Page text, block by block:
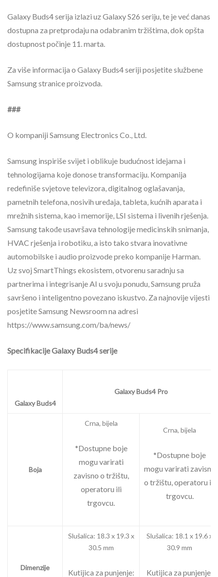
Galaxy Buds4 serija izlazi uz Galaxy S26 seriju, te je već danas
dostupna za pretprodaju na odabranim tržištima, dok opšta
dostupnost počinje 11. marta.
Za više informacija o Galaxy Buds4 seriji posjetite službene
Samsung stranice proizvoda.
###
O kompaniji Samsung Electronics Co., Ltd.
Samsung inspiriše svijet i oblikuje budućnost idejama i
tehnologijama koje donose transformaciju. Kompanija
redefiniše svjetove televizora, digitalnog oglašavanja,
pametnih telefona, nosivih uređaja, tableta, kućnih aparata i
mrežnih sistema, kao i memorije, LSI sistema i livenih rješenja.
Samsung takođe usavršava tehnologije medicinskih snimanja,
HVAC rješenja i robotiku, a isto tako stvara inovativne
automobilske i audio proizvode preko kompanije Harman.
Uz svoj SmartThings ekosistem, otvorenu saradnju sa
partnerima i integrisanje AI u svoju ponudu, Samsung pruža
savršeno i inteligentno povezano iskustvo. Za najnovije vijesti
posjetite Samsung Newsroom na adresi
https://www.samsung.com/ba/news/
Specifikacije Galaxy Buds4 serije
Galaxy Buds4
Galaxy Buds4 Pro
Boja
Crna, bijela
*Dostupne boje
mogu varirati
zavisno o tržištu,
operatoru ili
trgovcu.
Crna, bijela
*Dostupne boje
mogu varirati zavisno
o tržištu, operatoru ili
trgovcu.
Dimenzije
Slušalica: 18.3 x 19.3 x
30.5 mm
Kutijica za punjenje:
Slušalica: 18.1 x 19.6 x
30.9 mm
Kutijica za punjenje: